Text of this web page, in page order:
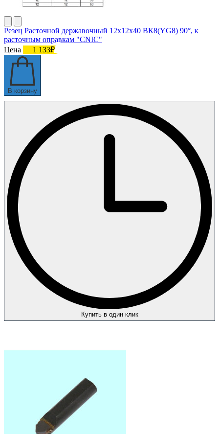
Резец Расточной державочный 12х12х40 ВК8(YG8) 90°, к
расточным оправкам "CNIC"
Цена
1 133₽
В корзину
Купить в один клик